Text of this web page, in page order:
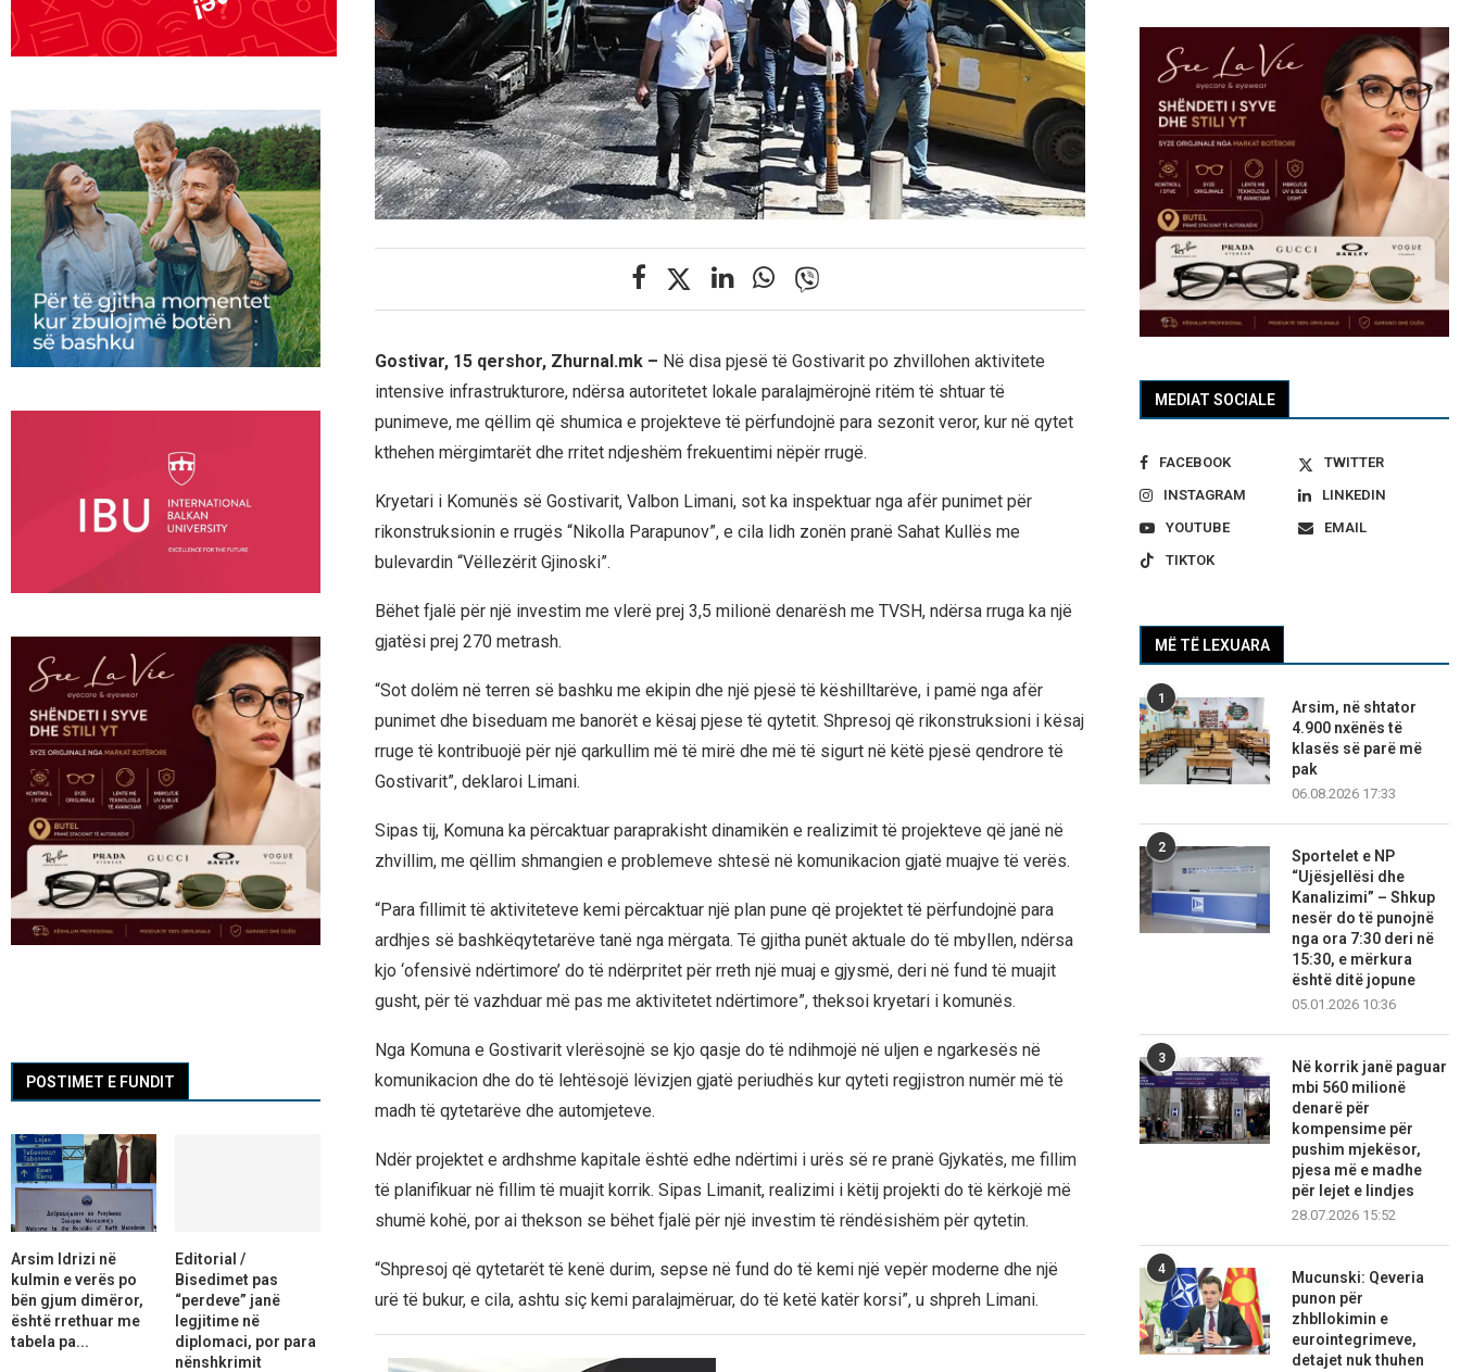
Gostivar, 15 qershor, Zhurnal.mk – Në disa pjesë të Gostivarit po zhvillohen aktivitete
intensive infrastrukturore, ndërsa autoritetet lokale paralajmërojnë ritëm të shtuar të
punimeve, me qëllim që shumica e projekteve të përfundojnë para sezonit veror, kur në qytet
kthehen mërgimtarët dhe rritet ndjeshëm frekuentimi nëpër rrugë.
Kryetari i Komunës së Gostivarit, Valbon Limani, sot ka inspektuar nga afër punimet për
rikonstruksionin e rrugës “Nikolla Parapunov”, e cila lidh zonën pranë Sahat Kullës me
bulevardin “Vëllezërit Gjinoski”.
Bëhet fjalë për një investim me vlerë prej 3,5 milionë denarësh me TVSH, ndërsa rruga ka një
gjatësi prej 270 metrash.
“Sot dolëm në terren së bashku me ekipin dhe një pjesë të këshilltarëve, i pamë nga afër
punimet dhe biseduam me banorët e kësaj pjese të qytetit. Shpresoj që rikonstruksioni i kësaj
rruge të kontribuojë për një qarkullim më të mirë dhe më të sigurt në këtë pjesë qendrore të
Gostivarit”, deklaroi Limani.
Sipas tij, Komuna ka përcaktuar paraprakisht dinamikën e realizimit të projekteve që janë në
zhvillim, me qëllim shmangien e problemeve shtesë në komunikacion gjatë muajve të verës.
“Para fillimit të aktiviteteve kemi përcaktuar një plan pune që projektet të përfundojnë para
ardhjes së bashkëqytetarëve tanë nga mërgata. Të gjitha punët aktuale do të mbyllen, ndërsa
kjo ‘ofensivë ndërtimore’ do të ndërpritet për rreth një muaj e gjysmë, deri në fund të muajit
gusht, për të vazhduar më pas me aktivitetet ndërtimore”, theksoi kryetari i komunës.
Nga Komuna e Gostivarit vlerësojnë se kjo qasje do të ndihmojë në uljen e ngarkesës në
komunikacion dhe do të lehtësojë lëvizjen gjatë periudhës kur qyteti regjistron numër më të
madh të qytetarëve dhe automjeteve.
Ndër projektet e ardhshme kapitale është edhe ndërtimi i urës së re pranë Gjykatës, me fillim
të planifikuar në fillim të muajit korrik. Sipas Limanit, realizimi i këtij projekti do të kërkojë më
shumë kohë, por ai thekson se bëhet fjalë për një investim të rëndësishëm për qytetin.
“Shpresoj që qytetarët të kenë durim, sepse në fund do të kemi një vepër moderne dhe një
urë të bukur, e cila, ashtu siç kemi paralajmëruar, do të ketë katër korsi”, u shpreh Limani.
MEDIAT SOCIALE
FACEBOOK
TWITTER
INSTAGRAM
LINKEDIN
YOUTUBE
EMAIL
TIKTOK
MË TË LEXUARA
1
Arsim, në shtator
4.900 nxënës të
klasës së parë më
pak
06.08.2026 17:33
2
Sportelet e NP
“Ujësjellësi dhe
Kanalizimi” – Shkup
nesër do të punojnë
nga ora 7:30 deri në
15:30, e mërkura
është ditë jopune
05.01.2026 10:36
3
Në korrik janë paguar
mbi 560 milionë
denarë për
kompensime për
pushim mjekësor,
pjesa më e madhe
për lejet e lindjes
28.07.2026 15:52
4
Mucunski: Qeveria
punon për
zhbllokimin e
eurointegrimeve,
detajet nuk thuhen
POSTIMET E FUNDIT
Arsim Idrizi në
kulmin e verës po
bën gjum dimëror,
është rrethuar me
tabela pa...
Editorial /
Bisedimet pas
“perdeve” janë
legjitime në
diplomaci, por para
nënshkrimit